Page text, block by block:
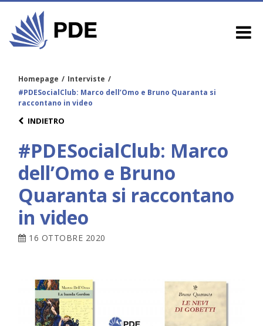
Homepage / Interviste /
#PDESocialClub: Marco dell’Omo e Bruno Quaranta si
raccontano in video
INDIETRO
#PDESocialClub: Marco
dell’Omo e Bruno
Quaranta si raccontano
in video
16 OTTOBRE 2020